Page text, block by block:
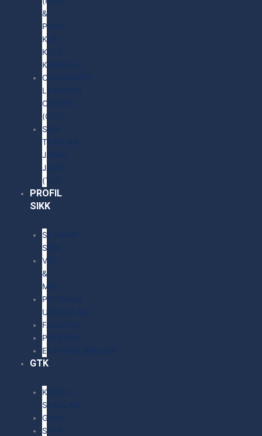
&
PKBM
KJRI
KOTA
KINABALU)
COMMUNITY
LEARNING
CENTER
(CLC)
SMA
TERBUKA
JARAK
JAUH
(TJJ)
PROFIL
SIKK
SEJARAH
SIKK
VISI
&
MISI
PROGRAM
UNGGULAN
FASILITAS
PRESTASI
EKSTRAKURIKULER
GTK
KEPALA
SEKOLAH
GURU
STAF